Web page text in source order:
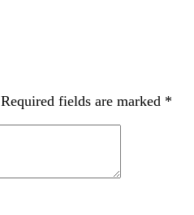
Required fields are marked *